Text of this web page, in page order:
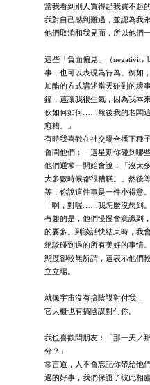
當我看到別人買得起我買不起
我對自己感到難過，並認為我
他們取消和我見面，所以他們
這些「負面偏見」（negativity
事，也可以表現為行為。例如
加醋的方式講述當天碰到的壞
鐘，這讓我很生氣，因為我本
伙如何如何……然後我的老闆
愈糟。」
有時我喜歡在社交場合播下種
會問他們：「這星期你碰到哪
他們通常一開始會說：「沒太
大多數時候都很糟糕。」然後
等，你說這件事是一件小得意。
「啊，對喔……我怎麼沒想到。
有趣的是，他們慢慢會意識到
的要多。到談話快結束時，我
絕談碰到過的所有美好的事情
態度卻較無所謂，這表示他們
立立場。
就像宇宙沒有搞陰謀對付我，
它大概也有搞陰謀對付你。
我也喜歡問朋友：「那一天／
分？」
常言道，人不會忘記你帶給他
過的好事，我們保證了彼此